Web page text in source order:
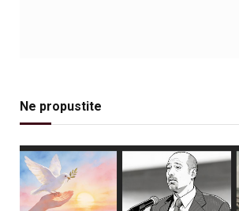
Ne propustite